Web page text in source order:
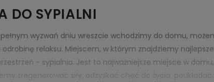
DO SYPIALNI
pełnym wyzwań dniu wreszcie wchodzimy do domu,
relaksu. Miejscem, w którym znajdziemy
- sypialnia. Jest to najważniejsze miejsce w